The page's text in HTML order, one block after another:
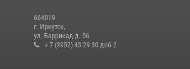
664019
г. Иркутск,
ул. Баррикад д. 56
+ 7 (3952) 43-29-30 доб.2